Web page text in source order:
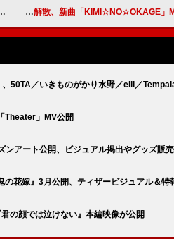
GANG PARADEが2026年をもって解散、新曲「
50TA／いきものがかり水野／eill／
Theater」MV公開
アート公開、ビジュアル掲出やグッズ販
花嫁』3月公開、ティザービジュアル＆特
の顔では泣けない』本編映像が公開